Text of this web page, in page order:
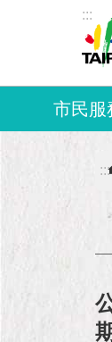
跳到主要內容區
:::
市民服
:::